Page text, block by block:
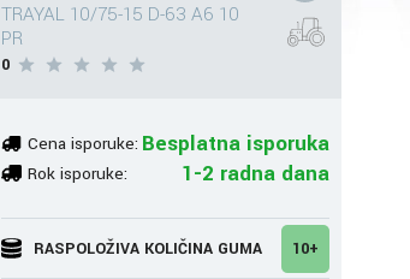
TRAYAL 10/75-15 D-63 A6 10
PR
0
Cena isporuke: Besplatna isporuka
Rok isporuke: 1-2 radna dana
RASPOLOŽIVA KOLIČINA GUMA 10+